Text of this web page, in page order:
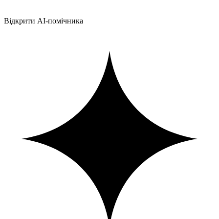
Відкрити AI-помічника